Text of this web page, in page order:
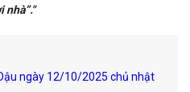
nhà”."
ngày 12/10/2025 chủ nhật